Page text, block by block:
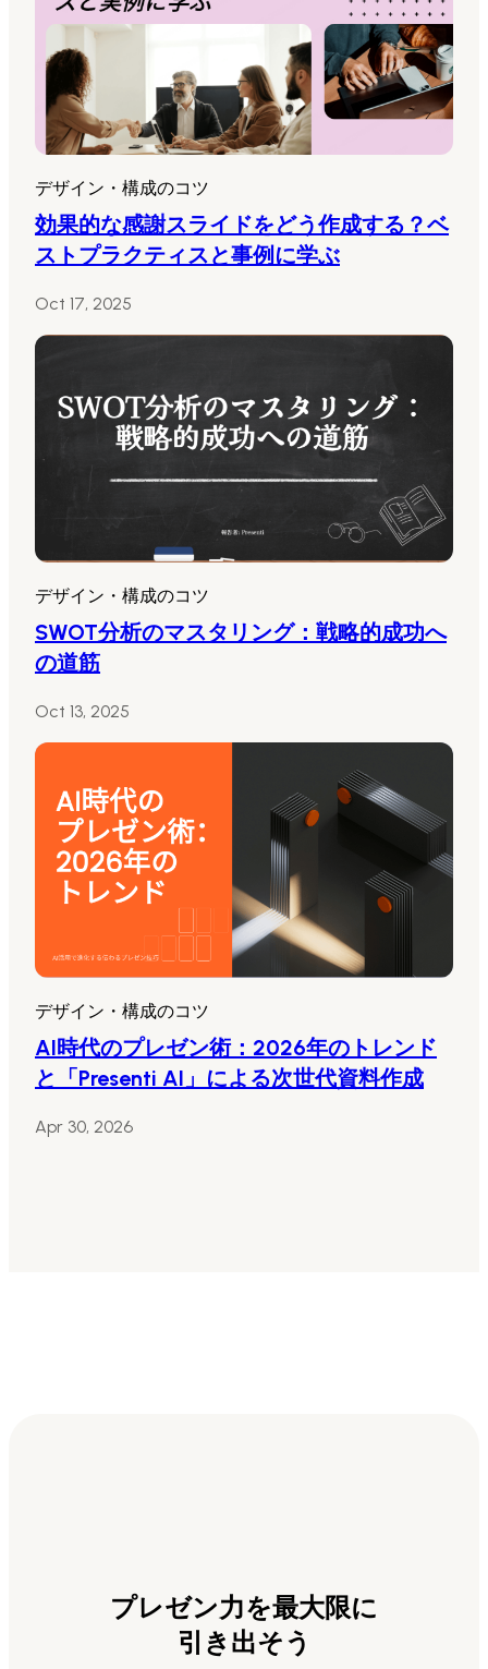
デザイン・構成のコツ
効果的な感謝スライドをどう作成する？ベ
ストプラクティスと事例に学ぶ
Oct 17, 2025
デザイン・構成のコツ
SWOT分析のマスタリング：戦略的成功へ
の道筋
Oct 13, 2025
デザイン・構成のコツ
AI時代のプレゼン術：2026年のトレンド
と「Presenti AI」による次世代資料作成
Apr 30, 2026
プレゼン力を最大限に
引き出そう